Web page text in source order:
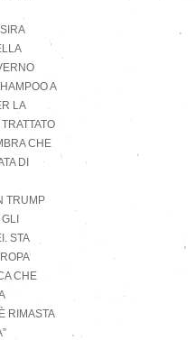
A
LA
CHE
DI
TRUMP
STA
CHE
RIMASTA